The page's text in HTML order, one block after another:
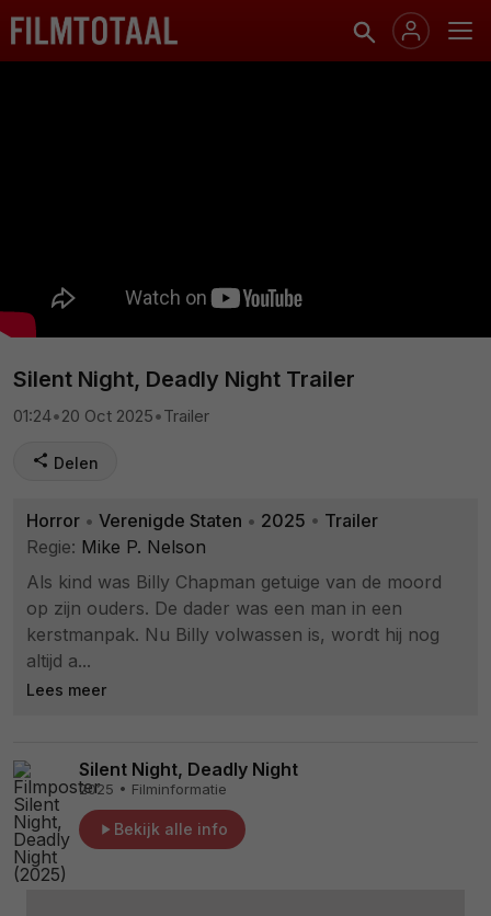
Silent Night, Deadly Night Trailer
01:24•20 Oct 2025•Trailer
Delen
Horror • Verenigde Staten • 2025 • Trailer
Regie: Mike P. Nelson
Als kind was Billy Chapman getuige van de moord
op zijn ouders. De dader was een man in een
kerstmanpak. Nu Billy volwassen is, wordt hij nog
altijd a...
Lees meer
Silent Night, Deadly Night
2025 • Filminformatie
Bekijk alle info